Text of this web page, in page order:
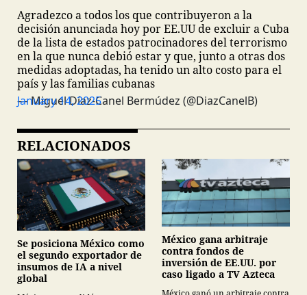
Agradezco a todos los que contribuyeron a la
decisión anunciada hoy por EE.UU de excluir a Cuba
de la lista de estados patrocinadores del terrorismo
en la que nunca debió estar y que, junto a otras dos
medidas adoptadas, ha tenido un alto costo para el
país y las familias cubanas
— Miguel Díaz-Canel Bermúdez (@DiazCanelB)
January 14, 2025
RELACIONADOS
Se posiciona México como
el segundo exportador de
insumos de IA a nivel
global
México gana arbitraje
contra fondos de
inversión de EE.UU. por
caso ligado a TV Azteca